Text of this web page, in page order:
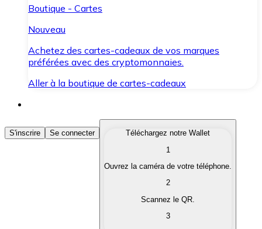
Boutique - Cartes
Nouveau
Achetez des cartes-cadeaux de vos marques
préférées avec des cryptomonnaies.
Aller à la boutique de cartes-cadeaux
Acheter des Cryptomonnaies
Achetez les cryptomonnaies qui vous intéressent
Convertissez vos cryptomonnaies en monnaie
S'inscrire Se connecter
Téléchargez notre Wallet
1
Ouvrez la caméra de votre téléphone.
2
Scannez le QR.
3